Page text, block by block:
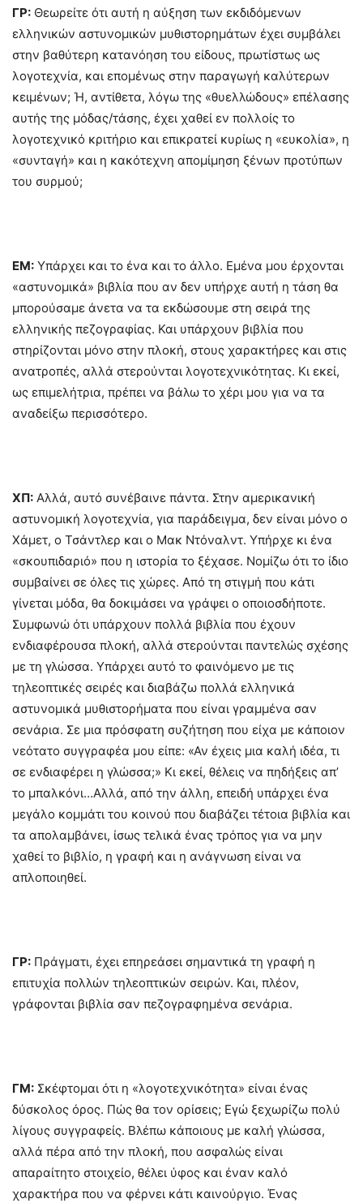
ΓΡ: Θεωρείτε ότι αυτή η αύξηση των εκδιδόμενων
ελληνικών αστυνομικών μυθιστορημάτων έχει συμβάλει
στην βαθύτερη κατανόηση του είδους, πρωτίστως ως
λογοτεχνία, και επομένως στην παραγωγή καλύτερων
κειμένων; Ή, αντίθετα, λόγω της «θυελλώδους» επέλασης
αυτής της μόδας/τάσης, έχει χαθεί εν πολλοίς το
λογοτεχνικό κριτήριο και επικρατεί κυρίως η «ευκολία», η
«συνταγή» και η κακότεχνη απομίμηση ξένων προτύπων
του συρμού;
ΕΜ: Υπάρχει και το ένα και το άλλο. Εμένα μου έρχονται
«αστυνομικά» βιβλία που αν δεν υπήρχε αυτή η τάση θα
μπορούσαμε άνετα να τα εκδώσουμε στη σειρά της
ελληνικής πεζογραφίας. Και υπάρχουν βιβλία που
στηρίζονται μόνο στην πλοκή, στους χαρακτήρες και στις
ανατροπές, αλλά στερούνται λογοτεχνικότητας. Κι εκεί,
ως επιμελήτρια, πρέπει να βάλω το χέρι μου για να τα
αναδείξω περισσότερο.
ΧΠ: Αλλά, αυτό συνέβαινε πάντα. Στην αμερικανική
αστυνομική λογοτεχνία, για παράδειγμα, δεν είναι μόνο ο
Χάμετ, ο Τσάντλερ και ο Μακ Ντόναλντ. Υπήρχε κι ένα
«σκουπιδαριό» που η ιστορία το ξέχασε. Νομίζω ότι το ίδιο
συμβαίνει σε όλες τις χώρες. Από τη στιγμή που κάτι
γίνεται μόδα, θα δοκιμάσει να γράψει ο οποιοσδήποτε.
Συμφωνώ ότι υπάρχουν πολλά βιβλία που έχουν
ενδιαφέρουσα πλοκή, αλλά στερούνται παντελώς σχέσης
με τη γλώσσα. Υπάρχει αυτό το φαινόμενο με τις
τηλεοπτικές σειρές και διαβάζω πολλά ελληνικά
αστυνομικά μυθιστορήματα που είναι γραμμένα σαν
σενάρια. Σε μια πρόσφατη συζήτηση που είχα με κάποιον
νεότατο συγγραφέα μου είπε: «Αν έχεις μια καλή ιδέα, τι
σε ενδιαφέρει η γλώσσα;» Κι εκεί, θέλεις να πηδήξεις απ’
το μπαλκόνι…Αλλά, από την άλλη, επειδή υπάρχει ένα
μεγάλο κομμάτι του κοινού που διαβάζει τέτοια βιβλία και
τα απολαμβάνει, ίσως τελικά ένας τρόπος για να μην
χαθεί το βιβλίο, η γραφή και η ανάγνωση είναι να
απλοποιηθεί.
ΓΡ: Πράγματι, έχει επηρεάσει σημαντικά τη γραφή η
επιτυχία πολλών τηλεοπτικών σειρών. Και, πλέον,
γράφονται βιβλία σαν πεζογραφημένα σενάρια.
ΓΜ: Σκέφτομαι ότι η «λογοτεχνικότητα» είναι ένας
δύσκολος όρος. Πώς θα τον ορίσεις; Εγώ ξεχωρίζω πολύ
λίγους συγγραφείς. Βλέπω κάποιους με καλή γλώσσα,
αλλά πέρα από την πλοκή, που ασφαλώς είναι
απαραίτητο στοιχείο, θέλει ύφος και έναν καλό
χαρακτήρα που να φέρνει κάτι καινούργιο. Ένας